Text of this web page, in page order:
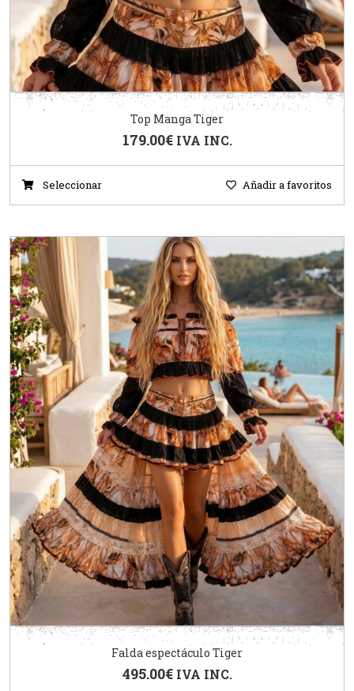
Top Manga Tiger
179.00€ IVA INC.
Seleccionar Añadir a favoritos
Falda espectáculo Tiger
495.00€ IVA INC.